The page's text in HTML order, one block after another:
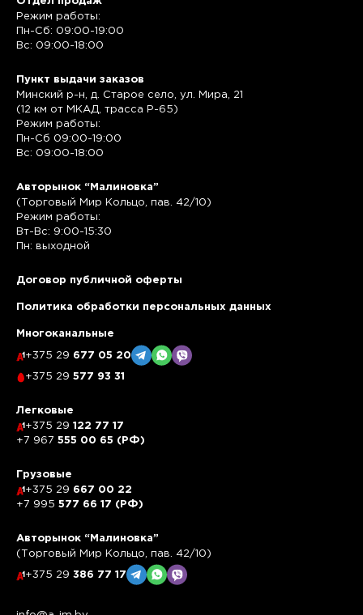
Режим работы:
Пн-Сб: 09:00-19:00
Вс: 09:00-18:00
Пункт выдачи заказов
Минский р-н, д. Старое село, ул. Мира, 21
(12 км от МКАД, трасса P-65)
Режим работы:
Пн-Сб 09:00-19:00
Вс: 09:00-18:00
Авторынок “Малиновка”
(Торговый Мир Кольцо, пав. 42/10)
Режим работы:
Вт-Вс: 9:00-15:30
Пн: выходной
Договор публичной оферты
Политика обработки персональных данных
Многоканальные
+375 29 677 05 20
+375 29 577 93 31
Легковые
+375 29 122 77 17
+7 967 555 00 65 (РФ)
Грузовые
+375 29 667 00 22
+7 995 577 66 17 (РФ)
Авторынок “Малиновка”
(Торговый Мир Кольцо, пав. 42/10)
+375 29 386 77 17